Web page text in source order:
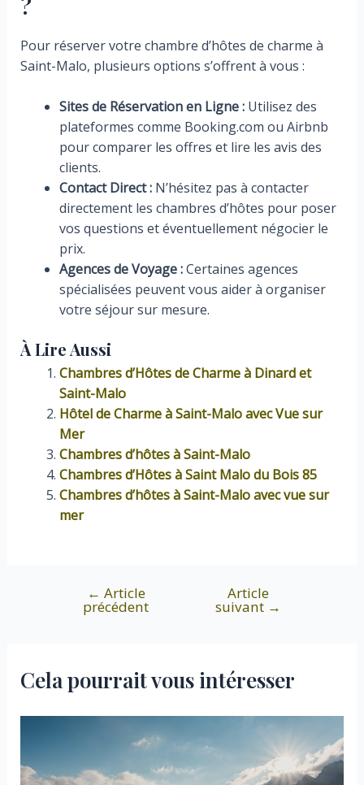
Pour réserver votre chambre d’hôtes de charme à
Saint-Malo, plusieurs options s’offrent à vous :
Sites de Réservation en Ligne :Utilisez des
plateformes comme Booking.com ou Airbnb
pour comparer les offres et lire les avis des
clients.
Contact Direct :N’hésitez pas à contacter
directement les chambres d’hôtes pour poser
vos questions et éventuellement négocier le
prix.
Agences de Voyage :Certaines agences
spécialisées peuvent vous aider à organiser
votre séjour sur mesure.
À Lire Aussi
Chambres d’Hôtes de Charme à Dinard et
Saint-Malo
Hôtel de Charme à Saint-Malo avec Vue sur
Mer
Chambres d’hôtes à Saint-Malo
Chambres d’Hôtes à Saint Malo du Bois 85
Chambres d’hôtes à Saint-Malo avec vue sur
mer
Navigation
← Article
précédent
Article
suivant →
Cela pourrait vous intéresser